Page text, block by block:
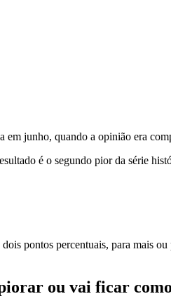
em junho, quando a opinião era
é o segundo pior da série
pontos percentuais, para mais
ou vai ficar